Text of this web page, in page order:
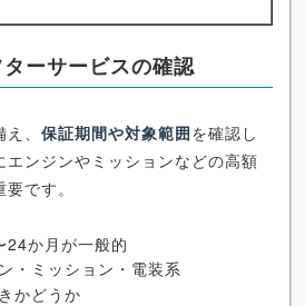
ーサービスの確認
、 保証期間や対象範囲を確認し
エンジンやミッションなどの高額
です。
24か月が一般的
・ミッション・電装系
かどうか